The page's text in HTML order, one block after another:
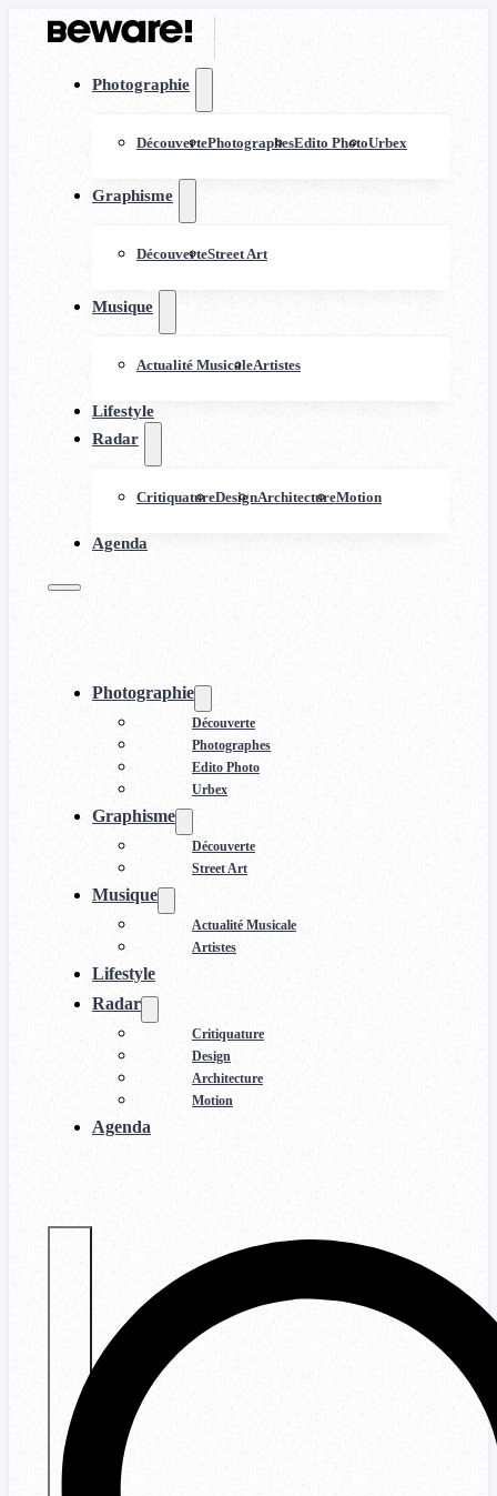
Photographie
DécouvertePhotographesEdito PhotoUrbex
Graphisme
DécouverteStreet Art
Musique
Actualité MusicaleArtistes
Lifestyle
Radar
CritiquatureDesignArchitectureMotion
Agenda
Photographie
Découverte
Photographes
Edito Photo
Urbex
Graphisme
Découverte
Street Art
Musique
Actualité Musicale
Artistes
Lifestyle
Radar
Critiquature
Design
Architecture
Motion
Agenda